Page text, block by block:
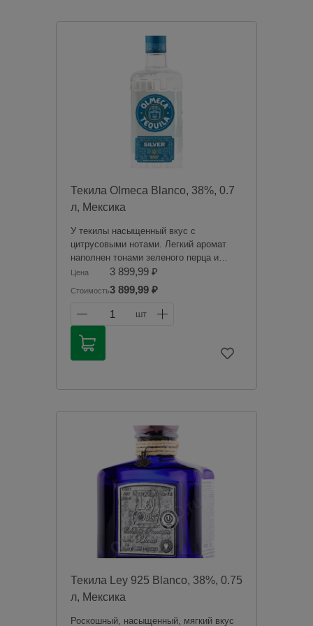
продукции. Товары из категории
оплаты в магазине при получении
Чрезмерное употребление алкоголя
вредит вашему здоровью.
Текила Olmeca Blanco, 38%, 0.7
л, Мексика
У текилы насыщенный вкус с
цитрусовыми нотами. Легкий аромат
наполнен тонами зеленого перца и
цитрусовыми оттенками.
Продажа алкогольной продукции
дистанционным способом запрещена в
соответствии с законодательством
Российской Федерации. Мы не
осуществляем доставку алкогольной
продукции. Товары из категории
оплаты в магазине при получении
вредит вашему здоровью.
Цена 3 899,99 ₽
Стоимость3 899,99 ₽
1 шт
Текила Ley 925 Blanco, 38%, 0.75
л, Мексика
Роскошный, насыщенный, мягкий вкус